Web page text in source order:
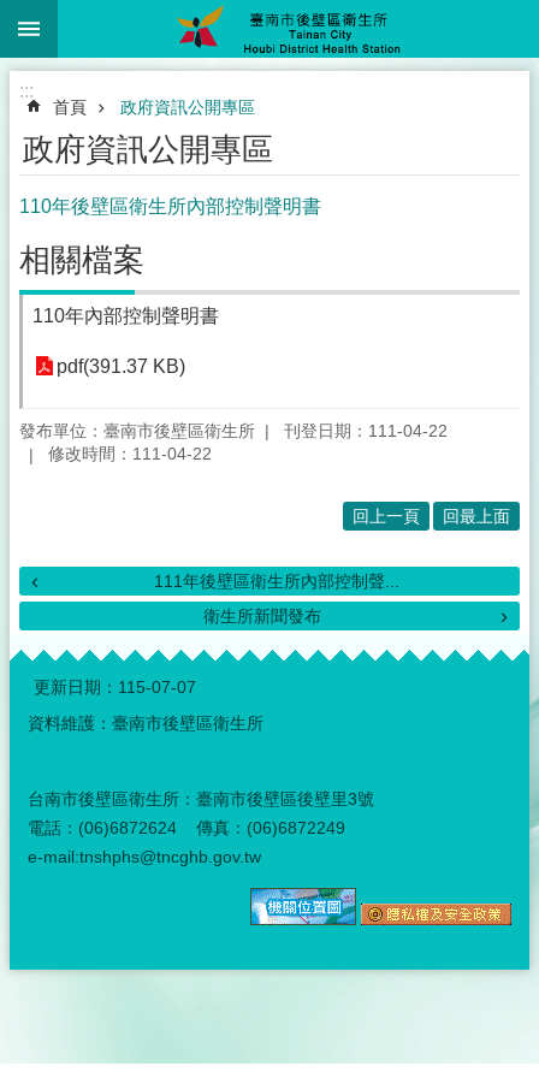
跳到主要內容區塊
:::
首頁 政府資訊公開專區
政府資訊公開專區
110年後壁區衛生所內部控制聲明書
相關檔案
110年內部控制聲明書
pdf(391.37 KB)
發布單位：臺南市後壁區衛生所
刊登日期：111-04-22
修改時間：111-04-22
回上一頁 回最上面
111年後壁區衛生所內部控制聲...
衛生所新聞發布
:::
更新日期： 115-07-07
資料維護：臺南市後壁區衛生所
台南市後壁區衛生所：臺南市後壁區後壁里3號
電話：(06)6872624 傳真：(06)6872249
e-mail:tnshphs@tncghb.gov.tw